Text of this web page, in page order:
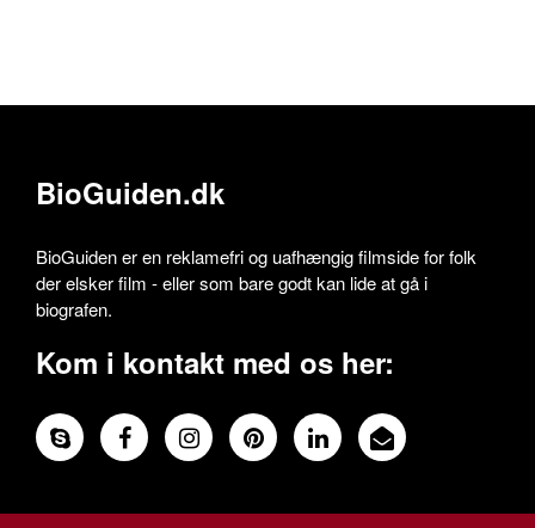
BioGuiden.dk
BioGuiden er en reklamefri og uafhængig filmside for folk
der elsker film - eller som bare godt kan lide at gå i
biografen.
Kom i kontakt med os her: